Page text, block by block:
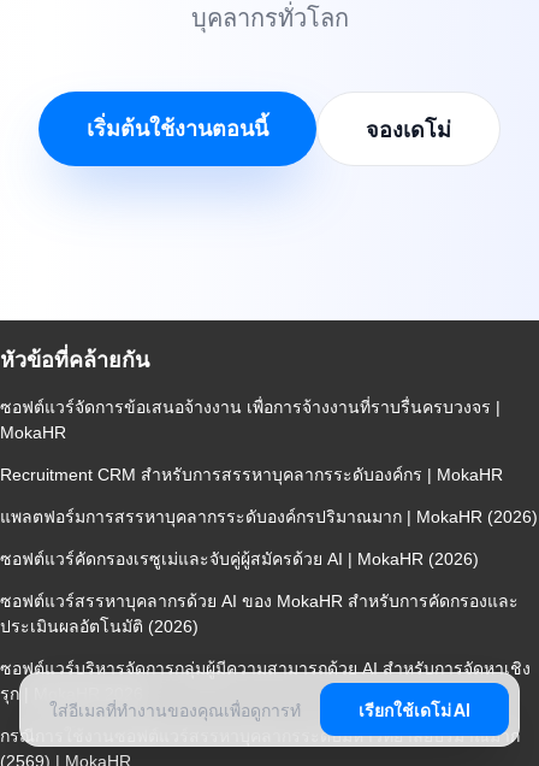
บุคลากรทั่วโลก
เริ่มต้นใช้งานตอนนี้ จองเดโม่
เรียกใช้เดโม่ AI
หัวข้อที่คล้ายกัน
ซอฟต์แวร์จัดการข้อเสนอจ้างงาน เพื่อการจ้างงานที่ราบรื่นครบวงจร |
MokaHR
Recruitment CRM สำหรับการสรรหาบุคลากรระดับองค์กร | MokaHR
แพลตฟอร์มการสรรหาบุคลากรระดับองค์กรปริมาณมาก | MokaHR (2026)
ซอฟต์แวร์คัดกรองเรซูเม่และจับคู่ผู้สมัครด้วย AI | MokaHR (2026)
ซอฟต์แวร์สรรหาบุคลากรด้วย AI ของ MokaHR สำหรับการคัดกรองและ
ประเมินผลอัตโนมัติ (2026)
ซอฟต์แวร์บริหารจัดการกลุ่มผู้มีความสามารถด้วย AI สำหรับการจัดหาเชิง
รุก | MokaHR 2026
กรณีการใช้งานซอฟต์แวร์สรรหาบุคลากรระดับมหาวิทยาลัยปริมาณมาก
(2569) | MokaHR